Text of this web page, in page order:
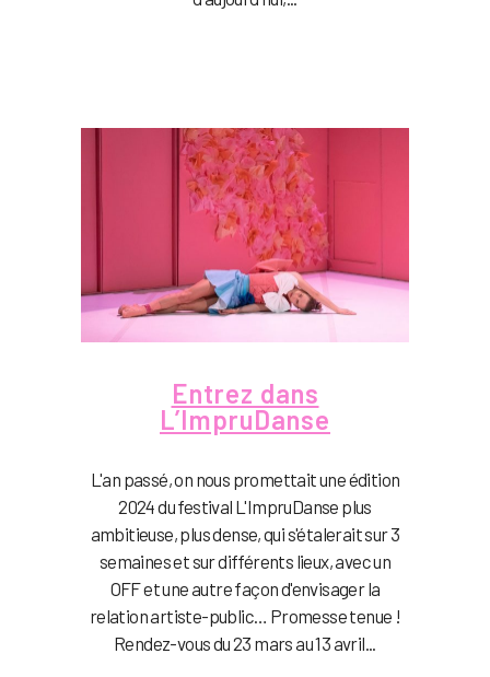
Entrez dans
L’ImpruDanse
L'an passé, on nous promettait une édition
2024 du festival L'ImpruDanse plus
ambitieuse, plus dense, qui s'étalerait sur 3
semaines et sur différents lieux, avec un
OFF et une autre façon d'envisager la
relation artiste-public… Promesse tenue !
Rendez-vous du 23 mars au 13 avril...